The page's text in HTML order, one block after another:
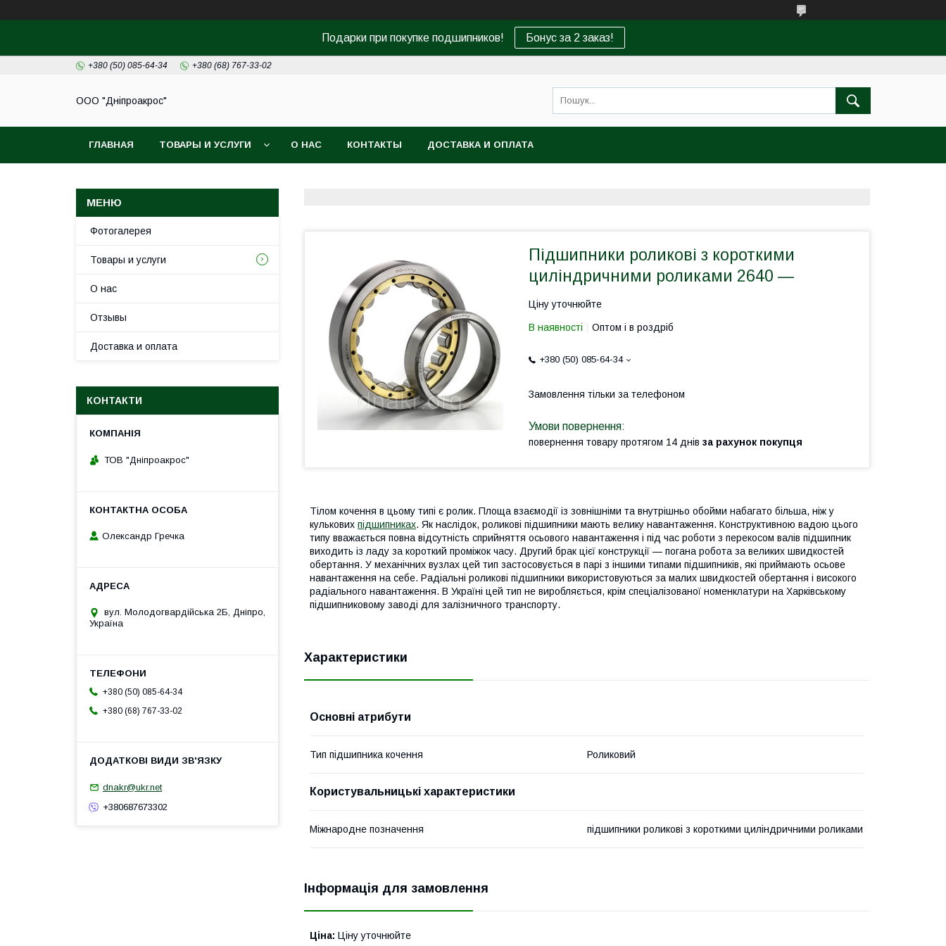
Подарки при покупке подшипников! Бонус за 2 заказ!
+380 (50) 085-64-34 +380 (68) 767-33-02
ООО "Дніпроакрос"
ГЛАВНАЯ ТОВАРЫ И УСЛУГИ О НАС КОНТАКТЫ ДОСТАВКА И ОПЛАТА
Підшипники роликові з короткими
циліндричними роликами 2640 —
Ціну уточнюйте
В наявності Оптом і в роздріб
+380 (50) 085-64-34
Замовлення тільки за телефоном
повернення товару протягом 14 днів за рахунок покупця
Тілом кочення в цьому типі є ролик. Площа взаємодії із зовнішніми та внутрішньо обойми набагато більша, ніж у
кулькових підшипниках. Як наслідок, роликові підшипники мають велику навантаження. Конструктивною вадою цього
типу вважається повна відсутність сприйняття осьового навантаження і під час роботи з перекосом валів підшипник
виходить із ладу за короткий проміжок часу. Другий брак цієї конструкції — погана робота за великих швидкостей
обертання. У механічних вузлах цей тип застосовується в парі з іншими типами підшипників, які приймають осьове
навантаження на себе. Радіальні роликові підшипники використовуються за малих швидкостей обертання і високого
радіального навантаження. В Україні цей тип не виробляється, крім спеціалізованої номенклатури на Харківському
підшипниковому заводі для залізничного транспорту.
Характеристики
Основні атрибути
Тип підшипника кочення Роликовий
Користувальницькі характеристики
Міжнародне позначення підшипники роликові з короткими циліндричними роликами
Інформація для замовлення
Ціна: Ціну уточнюйте
Фотогалерея
Товары и услуги
О нас
Отзывы
Доставка и оплата
КОНТАКТИ
ТОВ "Дніпроакрос"
Олександр Гречка
вул. Молодогвардійська 2Б, Дніпро,
Україна
+380 (50) 085-64-34
+380 (68) 767-33-02
dnakr@ukr.net
+380687673302